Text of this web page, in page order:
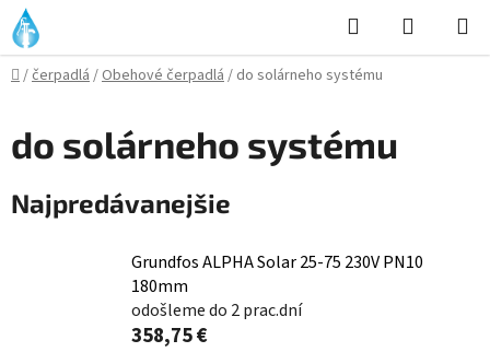
Prejsť
na
obsah
Hľadať
KOŠÍK
Domov
/čerpadlá/Obehové čerpadlá/ do solárneho systému
do solárneho systému
Najpredávanejšie
Grundfos ALPHA Solar 25-75 230V PN10
180mm
odošleme do 2 prac.dní
358,75 €